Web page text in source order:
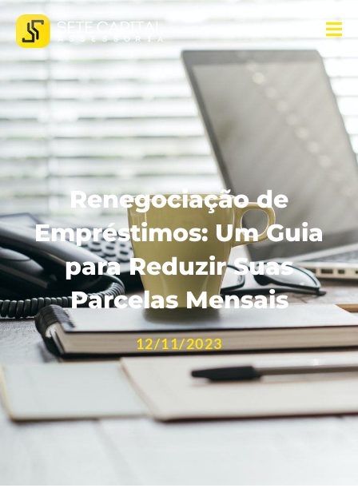
Renegociação de
Empréstimos: Um Guia
para Reduzir Suas
Parcelas Mensais
12/11/2023